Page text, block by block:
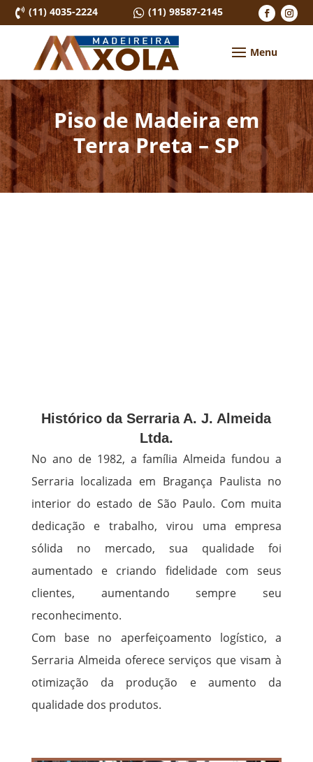
 (11) 4035-2224  (11) 98587-2145
Piso de Madeira em
Terra Preta – SP
Histórico da Serraria A. J. Almeida
Ltda.
No ano de 1982, a família Almeida fundou a
Serraria localizada em Bragança Paulista no
interior do estado de São Paulo. Com muita
dedicação e trabalho, virou uma empresa
sólida no mercado, sua qualidade foi
aumentado e criando fidelidade com seus
clientes, aumentando sempre seu
reconhecimento.
Com base no aperfeiçoamento logístico, a
Serraria Almeida oferece serviços que visam à
otimização da produção e aumento da
qualidade dos produtos.